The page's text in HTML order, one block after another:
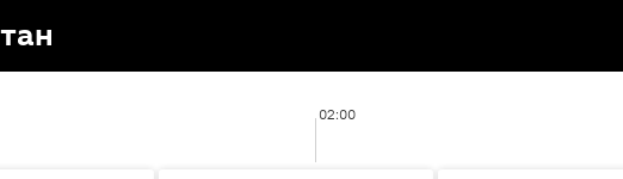
02:00